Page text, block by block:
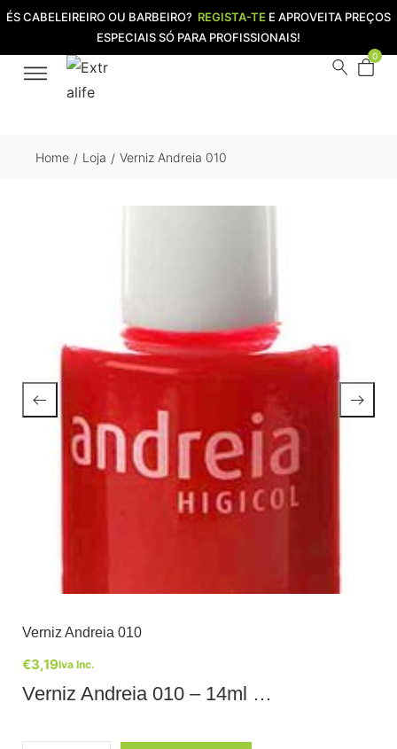
ÉS CABELEIREIRO OU BARBEIRO? REGISTA-TE E APROVEITA PREÇOS
ESPECIAIS SÓ PARA PROFISSIONAIS!
0
Home / Loja / Verniz Andreia 010
Verniz Andreia 010
€3,19Iva Inc.
Verniz Andreia 010 – 14ml …